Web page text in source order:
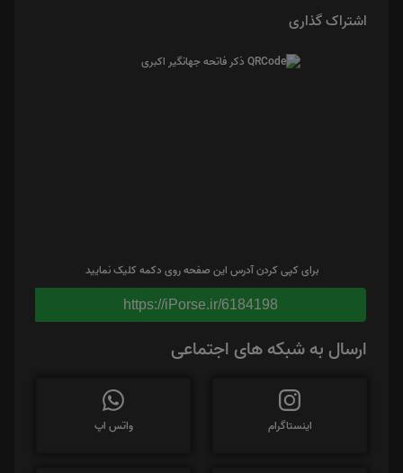
اشتراک گذاری
برای کپی کردن آدرس این صفحه روی دکمه کلیک نمایید
https://iPorse.ir/6184198
ارسال به شبکه های اجتماعی
اینستاگرام واتس اپ